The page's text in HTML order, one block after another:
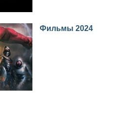
Фильмы 2024